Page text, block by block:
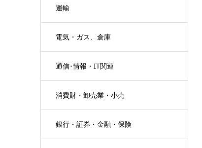
運輸
電気・ガス、倉庫
通信･情報・IT関連
消費財・卸売業・小売
銀行・証券・金融・保険